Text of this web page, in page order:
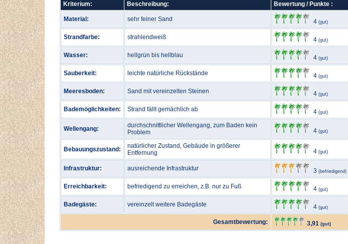
Kriterium: Beschreibung: Bewertung / Punkte :
Material: sehr feiner Sand 4 (gut)
Strandfarbe: strahlendweiß 4 (gut)
Wasser: hellgrün bis hellblau 4 (gut)
Sauberkeit: leichte natürliche Rückstände 4 (gut)
Meeresboden: Sand mit vereinzelten Steinen 4 (gut)
Bademöglichkeiten: Strand fällt gemächlich ab 4 (gut)
Wellengang:
durchschnittlicher Wellengang, zum Baden kein
Problem
4 (gut)
Bebauungszustand:
natürlicher Zustand, Gebäude in größerer
Entfernung
4 (gut)
Infrastruktur: ausreichende Infrastruktur 3 (befriedigend)
Erreichbarkeit: befriedigend zu erreichen, z.B. nur zu Fuß 4 (gut)
Badegäste: vereinzelt weitere Badegäste 4 (gut)
Gesamtbewertung: 3,91 (gut)